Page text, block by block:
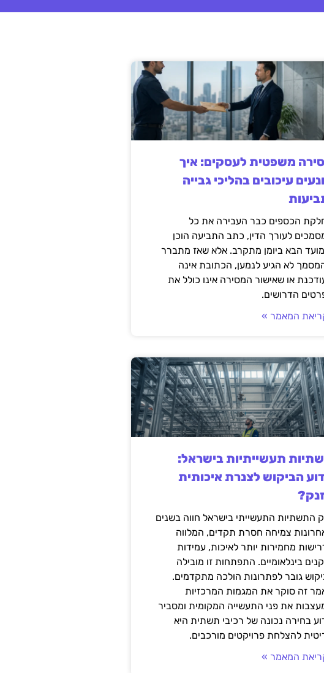
משפטית לעסקים: איך
עיכובים בהליכי גבייה
הכספים כבר העבירה את כל
לעורך הדין, כתב התביעה הוכן
הבא ביומן מתקרב. אלא שאז מתברר
לא הגיע לנמען, הכתובת אינה
או שאישור המסירה אינו כולל את
הדרושים.
המאמר »
תעשייתיות בישראל:
הביקוש לצנרת איכותית
התשתיות התעשייתי בישראל חווה בשנים
צמיחה חסרת תקדים, המלווה
מחמירות יותר לאיכות, עמידות
בינלאומיים. התפתחות זו מובילה
גובר לפתרונות הולכה מתקדמים.
זה סוקר את המגמות המרכזיות
את פני התעשייה המקומית ומסביר
בחירה נכונה של רכיבי תשתית היא
להצלחת פרויקטים מורכבים.
המאמר »